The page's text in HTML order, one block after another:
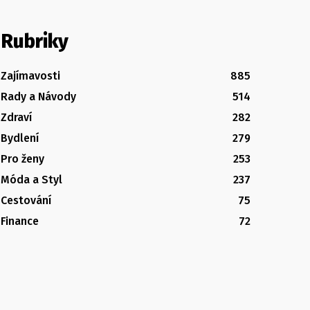
Rubriky
Zajímavosti
885
Rady a Návody
514
Zdraví
282
Bydlení
279
Pro ženy
253
Móda a Styl
237
Cestování
75
Finance
72